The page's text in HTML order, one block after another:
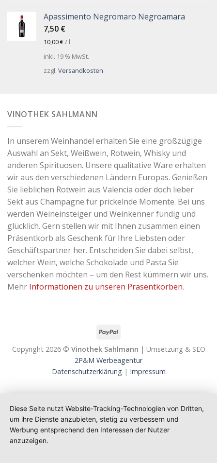
Apassimento Negromaro Negroamara
7,50 €
10,00€/ l
inkl. 19 % MwSt.
zzgl. Versandkosten
VINOTHEK SAHLMANN
In unserem Weinhandel erhalten Sie eine großzügige
Auswahl an Sekt, Weißwein, Rotwein, Whisky und
anderen Spirituosen. Unsere qualitative Ware erhalten
wir aus den verschiedenen Ländern Europas. Genießen
Sie lieblichen Rotwein aus Valencia oder doch lieber
Sekt aus Champagne für prickelnde Momente. Bei uns
werden Weineinsteiger und Weinkenner fündig und
glücklich. Gern stellen wir mit Ihnen zusammen einen
Präsentkorb als Geschenk für Ihre Liebsten oder
Geschäftspartner her. Entscheiden Sie dabei selbst,
welcher Wein, welche Schokolade und Pasta Sie
verschenken möchten – um den Rest kümmern wir uns.
Mehr Informationen zu unseren Präsentkörben.
Copyright 2026 © Vinothek Sahlmann | Umsetzung & SEO
2P&M Werbeagentur
Datenschutzerklärung | Impressum
Diese Seite nutzt Website-Tracking-Technologien von Dritten,
um ihre Dienste anzubieten, stetig zu verbessern und
Werbung entsprechend den Interessen der Nutzer
anzuzeigen.